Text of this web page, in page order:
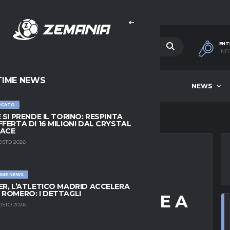
NEWS
NEWS
SI PRENDE IL TORINO: RESPINTA
DI 16 MILIONI DAL CRYSTAL
2026
NEWS
L’ATLETICO MADRID ACCELERA
ROMERO: I DETTAGLI
2026
METTE IN
LO VUOLE A